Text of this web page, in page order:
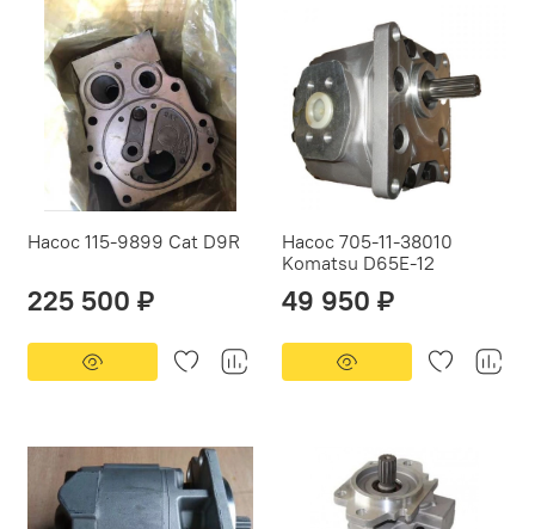
Насос 115-9899 Cat D9R
225 500 ₽
Насос 705-11-38010
Komatsu D65E-12
49 950 ₽